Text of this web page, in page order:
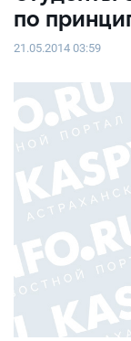
по
21.05.2014 03:59